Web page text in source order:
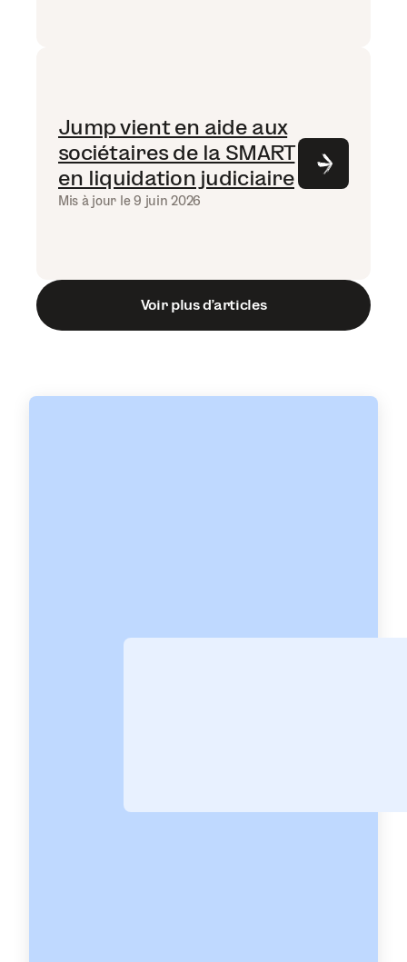
Jump vient en aide aux
sociétaires de la SMART
en liquidation judiciaire
Mis à jour le 9 juin 2026
Voir plus d’articles